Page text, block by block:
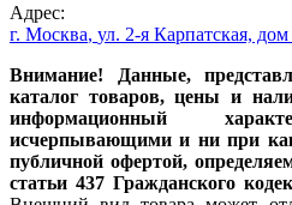
Адрес:
г. Москва, ул. 2-я Карпатская, дом
Внимание! Данные,
каталог товаров, цены и
информационный
исчерпывающими и ни при
публичной офертой,
статьи 437 Гражданского